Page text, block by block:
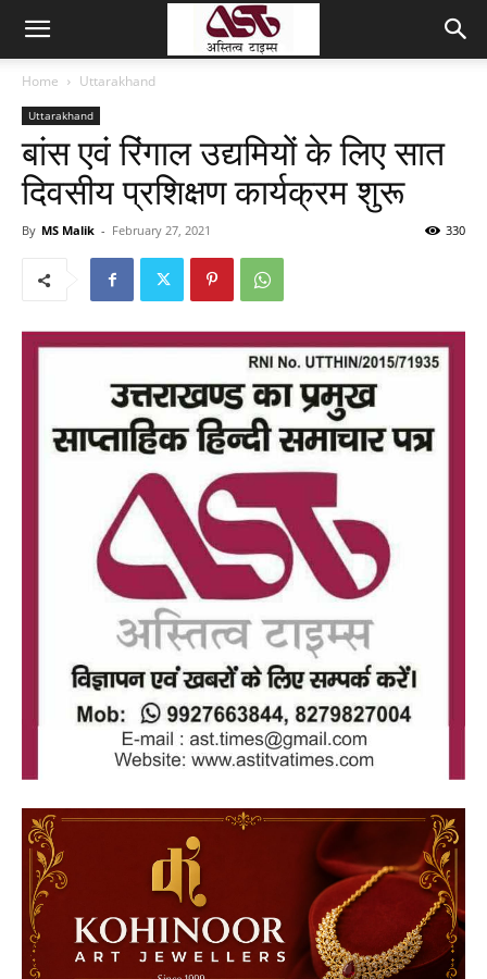
Home Uttarakhand
Uttarakhand
बांस एवं रिंगाल उद्यमियों के लिए सात
दिवसीय प्रशिक्षण कार्यक्रम शुरू
By MS Malik - February 27, 2021 330